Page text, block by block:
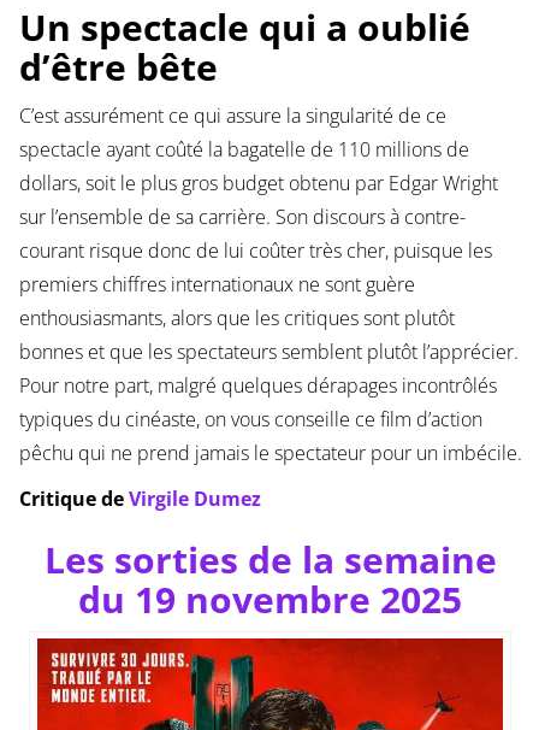
Un spectacle qui a oublié
d’être bête
C’est assurément ce qui assure la singularité de ce
spectacle ayant coûté la bagatelle de 110 millions de
dollars, soit le plus gros budget obtenu par Edgar Wright
sur l’ensemble de sa carrière. Son discours à contre-
courant risque donc de lui coûter très cher, puisque les
premiers chiffres internationaux ne sont guère
enthousiasmants, alors que les critiques sont plutôt
bonnes et que les spectateurs semblent plutôt l’apprécier.
Pour notre part, malgré quelques dérapages incontrôlés
typiques du cinéaste, on vous conseille ce film d’action
pêchu qui ne prend jamais le spectateur pour un imbécile.
Critique deVirgile Dumez
Les sorties de la semaine
du 19 novembre 2025